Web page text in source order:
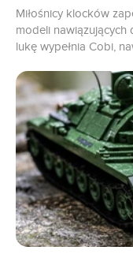
Miłośnicy klocków
modeli
lukę wypełnia Cobi,
sprawdzić, jak wypada
niebanalny model IS-7.